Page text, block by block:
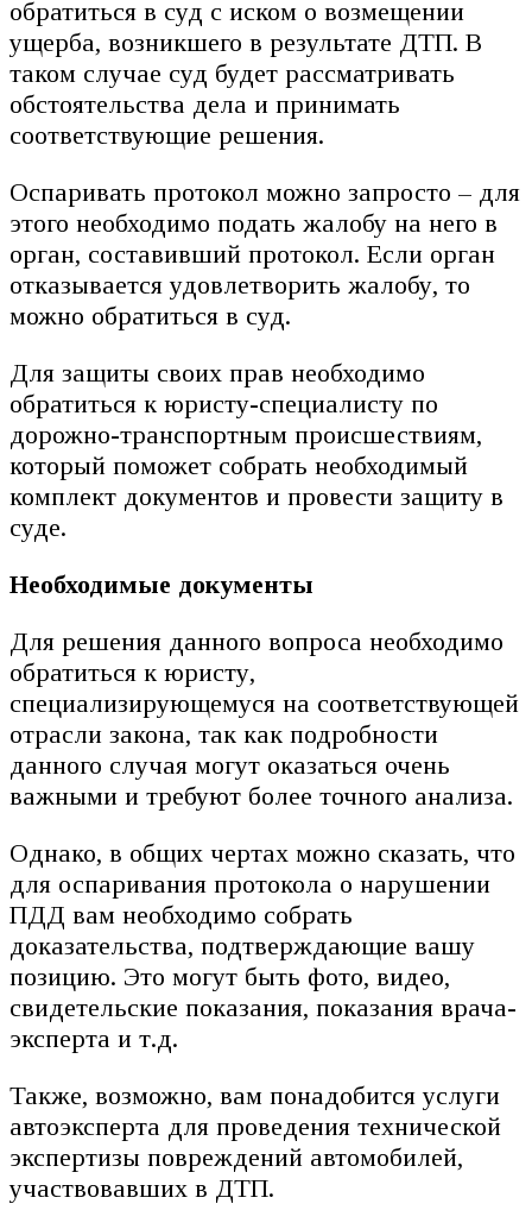
обратиться в суд с иском о возмещении
ущерба, возникшего в результате ДТП. В
таком случае суд будет рассматривать
обстоятельства дела и принимать
соответствующие решения.
Оспаривать протокол можно запросто – для
этого необходимо подать жалобу на него в
орган, составивший протокол. Если орган
отказывается удовлетворить жалобу, то
можно обратиться в суд.
Для защиты своих прав необходимо
обратиться к юристу-специалисту по
дорожно-транспортным происшествиям,
который поможет собрать необходимый
комплект документов и провести защиту в
суде.
Необходимые документы
Для решения данного вопроса необходимо
обратиться к юристу,
специализирующемуся на соответствующей
отрасли закона, так как подробности
данного случая могут оказаться очень
важными и требуют более точного анализа.
Однако, в общих чертах можно сказать, что
для оспаривания протокола о нарушении
ПДД вам необходимо собрать
доказательства, подтверждающие вашу
позицию. Это могут быть фото, видео,
свидетельские показания, показания врача-
эксперта и т.д.
Также, возможно, вам понадобится услуги
автоэксперта для проведения технической
экспертизы повреждений автомобилей,
участвовавших в ДТП.